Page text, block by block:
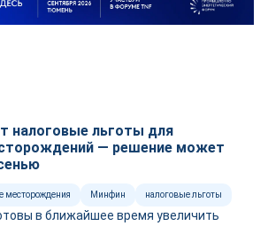
налоговые льготы для
— решение может
месторождения Минфин налоговые льготы
в ближайшее время увеличить